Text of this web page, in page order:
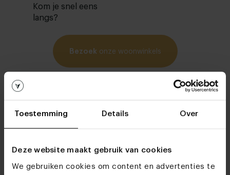
Toestemming Details Over
Deze website maakt gebruik van cookies
We gebruiken cookies om content en advertenties te
Kom je snel eens
langs?
Bezoek onze woonwinkels